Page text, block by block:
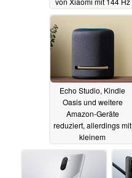
für nur 335 €18.11.2021
Echo Studio, Kindle
Oasis und weitere
Amazon-Geräte
reduziert, allerdings mit
kleinem
Schönheitsfehler
13.11.2021